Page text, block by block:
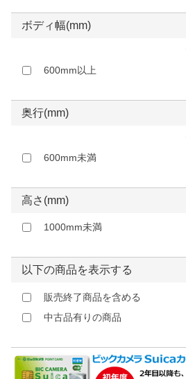
ボディ幅(mm)
600mm以上
奥行(mm)
600mm未満
高さ(mm)
1000mm未満
以下の商品を表示する
販売終了商品を含める
中古品有りの商品